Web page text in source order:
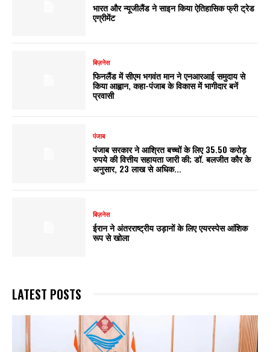
भारत और न्यूजीलैंड ने साइन किया ऐतिहासिक फ्री ट्रेड
एग्रीमेंट
बिज़नेस
फिनलैंड में सीएम भगवंत मान ने एनआरआई समुदाय से
किया आह्वान, कहा-पंजाब के विकास में भागीदार बनें
प्रवासी
पंजाब
पंजाब सरकार ने आश्रित बच्चों के लिए 35.50 करोड़
रुपये की वित्तीय सहायता जारी की; डॉ. बलजीत कौर के
अनुसार, 23 लाख से अधिक...
बिज़नेस
ईरान ने अंतरराष्ट्रीय उड़ानों के लिए एयरस्पेस आंशिक
रूप से खोला
LATEST POSTS